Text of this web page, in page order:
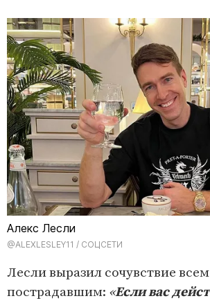
Алекс Лесли
@ALEXLESLEY11 / СОЦСЕТИ
Лесли выразил сочувствие всем
пострадавшим: «Если вас